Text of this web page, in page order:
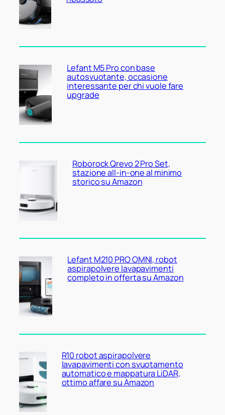
Lefant M5 Pro con base
autosvuotante, occasione
interessante per chi vuole fare
upgrade
Roborock Qrevo 2 Pro Set,
stazione all-in-one al minimo
storico su Amazon
Lefant M210 PRO OMNI, robot
aspirapolvere lavapavimenti
completo in offerta su Amazon
R10 robot aspirapolvere
lavapavimenti con svuotamento
automatico e mappatura LiDAR,
ottimo affare su Amazon